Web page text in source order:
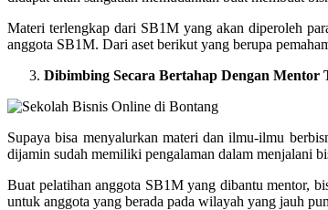
Materi terlengkap dari SB1M yang akan diperoleh
anggota SB1M. Dari aset berikut yang berupa
Dibimbing Secara Bertahap Dengan Mentor
Supaya bisa menyalurkan materi dan ilmu-ilmu
dijamin sudah memiliki pengalaman dalam menjalani
Buat pelatihan anggota SB1M yang dibantu mentor,
untuk anggota yang berada pada wilayah yang jauh